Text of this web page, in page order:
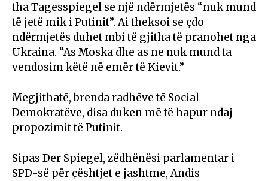
tha Tagesspiegel se një ndërmjetës “nuk mund
të jetë mik i Putinit”. Ai theksoi se çdo
ndërmjetës duhet mbi të gjitha të pranohet nga
Ukraina. “As Moska dhe as ne nuk mund ta
vendosim këtë në emër të Kievit.”
Megjithatë, brenda radhëve të Social
Demokratëve, disa duken më të hapur ndaj
propozimit të Putinit.
Sipas Der Spiegel, zëdhënësi parlamentar i
SPD-së për çështjet e jashtme, Andis